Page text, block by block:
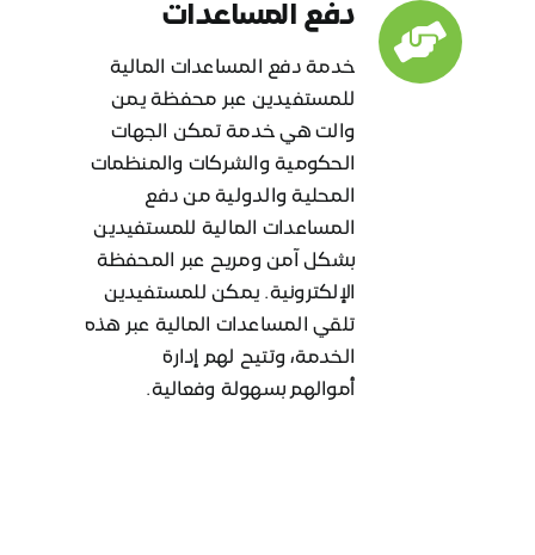
دفع المساعدات
خدمة دفع المساعدات المالية
للمستفيدين عبر محفظة يمن
والت هي خدمة تمكن الجهات
الحكومية والشركات والمنظمات
المحلية والدولية من دفع
المساعدات المالية للمستفيدين
بشكل آمن ومريح عبر المحفظة
الإلكترونية. يمكن للمستفيدين
تلقي المساعدات المالية عبر هذه
الخدمة، وتتيح لهم إدارة
أموالهم بسهولة وفعالية.